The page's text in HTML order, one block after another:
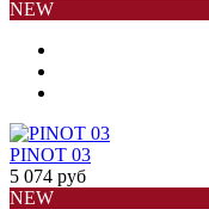
NEW
PINOT 03
5 074 руб
NEW